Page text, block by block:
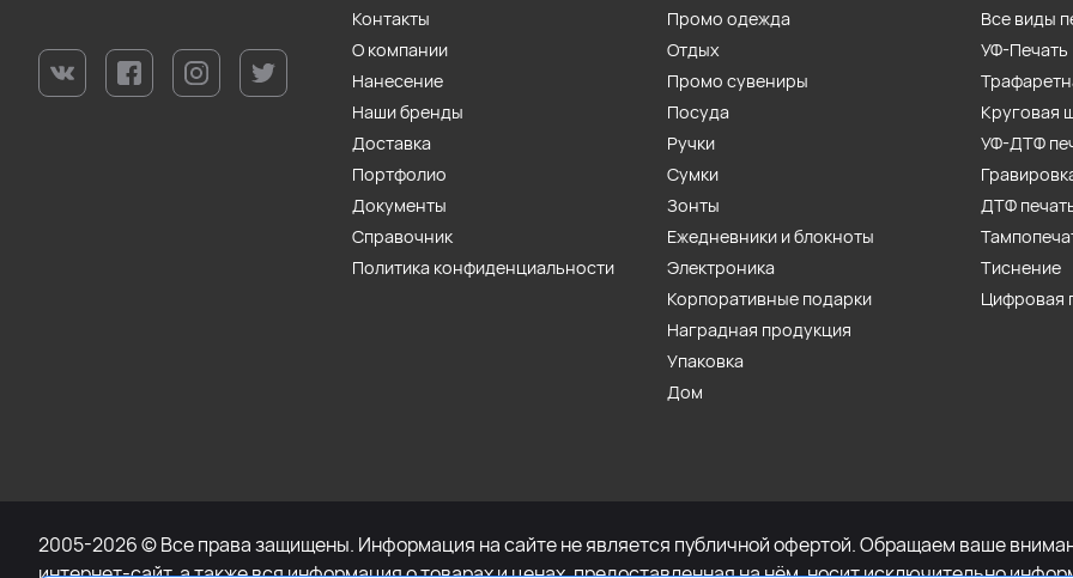
Контакты
О компании
Нанесение
Наши бренды
Доставка
Портфолио
Документы
Справочник
Политика конфиденциальности
Промо одежда
Отдых
Промо сувениры
Посуда
Ручки
Сумки
Зонты
Ежедневники и блокноты
Электроника
Корпоративные подарки
Наградная продукция
Упаковка
Дом
Все виды
УФ-Печать
Круговая
УФ-ДТФ
ДТФ
Тиснение
Цифровая
2005-2026 © Все права защищены. Информация на сайте не является публичной офертой. Обращаем ваше